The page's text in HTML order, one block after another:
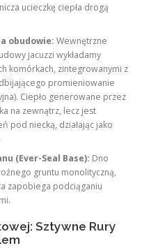
ucieczkę ciepła drogą
obudowie: Wewnętrzne
jacuzzi wykładamy
komórkach, zintegrowanymi z
promieniowanie
Ciepło generowane przez
na zewnątrz, lecz jest
pod niecką, działając jako
(Ever-Seal Base): Dno
gruntu monolityczną,
zapobiega podciąganiu
Sztywne Rury